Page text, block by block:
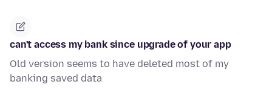
can't access my bank since upgrade of your app
Old version seems to have deleted most of my
banking saved data